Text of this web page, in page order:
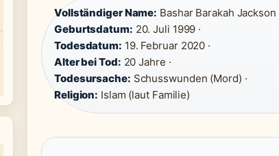
Vollständiger Name: Bashar Barakah Jackson
Geburtsdatum: 20. Juli 1999 ·
Todesdatum: 19. Februar 2020 ·
Alter bei Tod: 20 Jahre ·
Todesursache: Schusswunden (Mord) ·
Religion: Islam (laut Familie)